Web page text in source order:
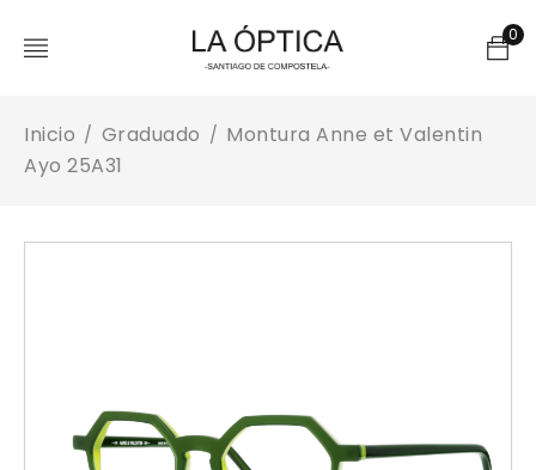
0
Inicio / Graduado / Montura Anne et Valentin
Ayo 25A31